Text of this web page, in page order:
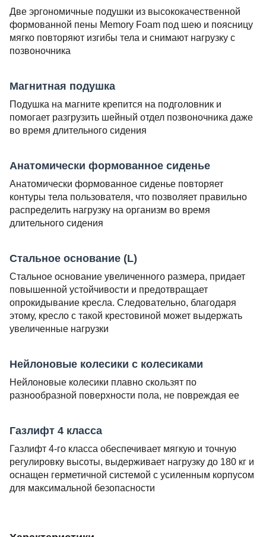
Две эргономичные подушки из высококачественной
формованной пены Memory Foam под шею и поясницу
мягко повторяют изгибы тела и снимают нагрузку с
позвоночника
Магнитная подушка
Подушка на магните крепится на подголовник и
помогает разгрузить шейный отдел позвоночника даже
во время длительного сидения
Анатомически формованное сиденье
Анатомически формованное сиденье повторяет
контуры тела пользователя, что позволяет правильно
распределить нагрузку на организм во время
длительного сидения
Стальное основание (L)
Стальное основание увеличенного размера, придает
повышенной устойчивости и предотвращает
опрокидывание кресла. Следовательно, благодаря
этому, кресло с такой крестовиной может выдержать
увеличенные нагрузки
Нейлоновые колесики с колесиками
Нейлоновые колесики плавно скользят по
разнообразной поверхности пола, не повреждая ее
Газлифт 4 класса
Газлифт 4-го класса обеспечивает мягкую и точную
регулировку высоты, выдерживает нагрузку до 180 кг и
оснащен герметичной системой с усиленным корпусом
для максимальной безопасности